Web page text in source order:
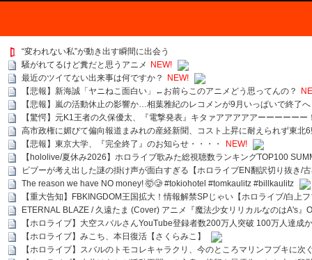
“変われない私”が動き出す瞬間に出会う
騒がれてるけど糞だと思うアニメ
NEW!
最近のツイてない出来事は何ですか？
NEW!
【悲報】新海誠「ヤニねこ面白い」←お前らこのアニメどう思ってんの？
【悲報】嵐の活動休止の影響か…相葉雅紀のレコメンが9月いっぱいで終了へ
【驚愕】元K1王者の久保優太、『電撃発表』キタァアアアアアーーーーーー
高市政権に媚びて偏向報道まみれの産経新聞、コスト上昇に耐えられず東北
【悲報】東京大学、『完全終了』のお知らせ・・・・
NEW!
【hololive/夏休み2026】ホロライブ歌みた総視聴数ランキングTOP100
ビブーが考え出した謎の掛け声が面白すぎる【ホロライブEN翻訳切り抜き/
The reason we have NO money! 🤯🥲 #tokiohotel #tomkaulitz #billkaulitz
【重大告知】FBKINGDOM王国拡大！情報解禁SPじゃい【ホロライブ/白上
ETERNAL BLAZE / 久遠たま (Cover) アニメ『魔法少女リリカルなのはA's』
【ホロライブ】大空スバルさんYouTube登録者数200万人突破 100万人達成
【ホロライブ】みこち、本日復活【さくらみこ】
【ホロライブ】スバルのトモコレキャラクリ、今のところマリンフブキに